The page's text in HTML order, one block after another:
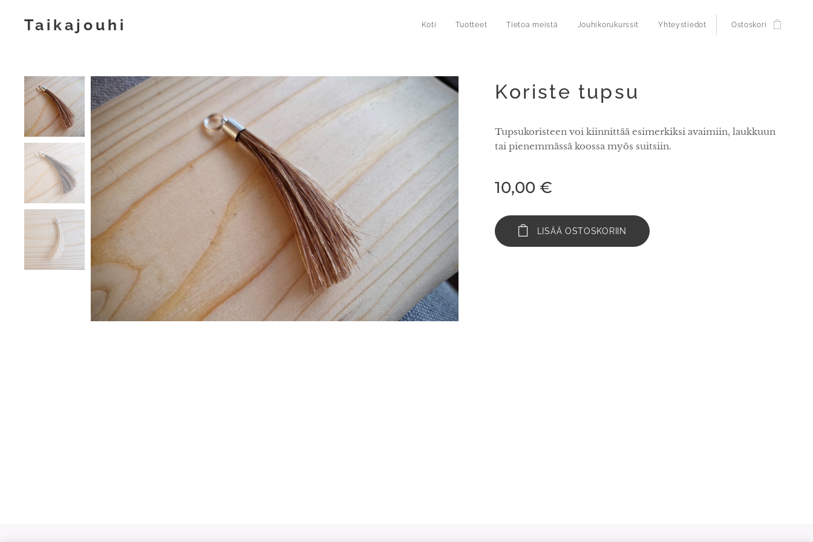
Taikajouhi Koti Tuotteet Tietoa meistä Jouhikorukurssit Yhteystiedot Ostoskori
Koriste tupsu
Tupsukoristeen voi kiinnittää esimerkiksi avaimiin, laukkuun
tai pienemmässä koossa myös suitsiin.
10,00 €
LISÄÄ OSTOSKORIIN